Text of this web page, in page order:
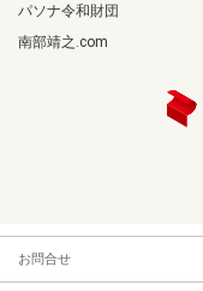
パソナ令和財団
南部靖之.com
お問合せ